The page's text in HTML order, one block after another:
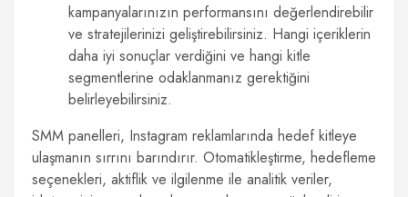
kampanyalarınızın performansını değerlendirebilir
ve stratejilerinizi geliştirebilirsiniz. Hangi içeriklerin
daha iyi sonuçlar verdiğini ve hangi kitle
segmentlerine odaklanmanız gerektiğini
belirleyebilirsiniz.
SMM panelleri, Instagram reklamlarında hedef kitleye
ulaşmanın sırrını barındırır. Otomatikleştirme, hedefleme
seçenekleri, aktiflik ve ilgilenme ile analitik veriler,